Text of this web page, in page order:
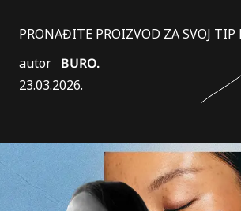
PRONAĐITE PROIZVOD ZA SVOJ TIP
autor BURO.
23.03.2026.